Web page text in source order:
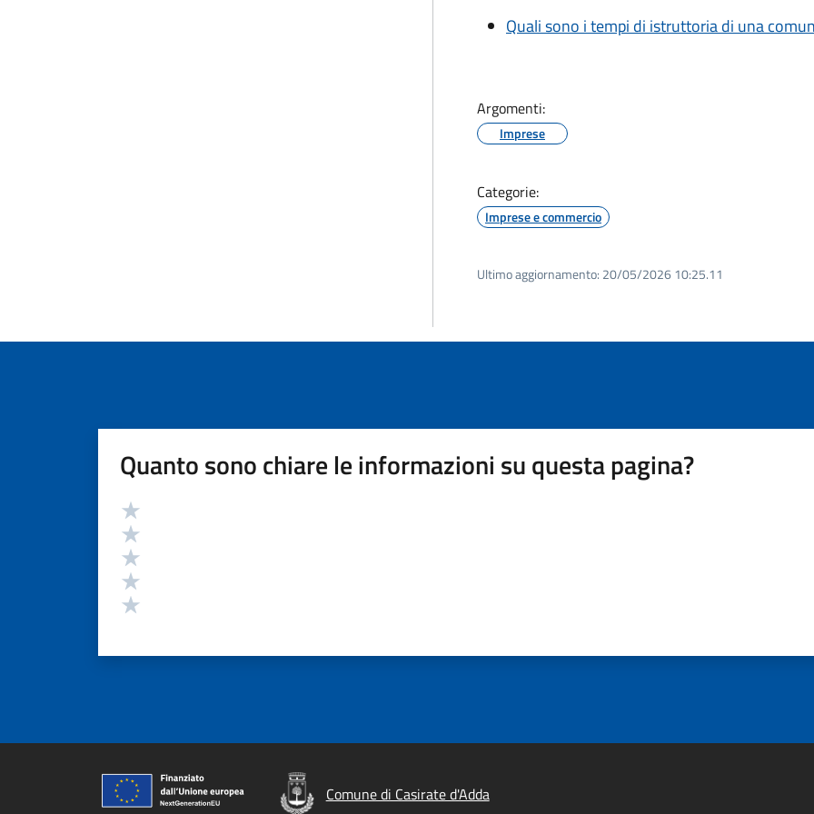
Quali sono i tempi di istruttoria di una
Argomenti:
Imprese
Categorie:
Imprese e commercio
Ultimo aggiornamento: 20/05/2026 10:25.11
Quanto sono chiare le informazioni su questa pagina?
Valutazione
Comune di Casirate d'Adda